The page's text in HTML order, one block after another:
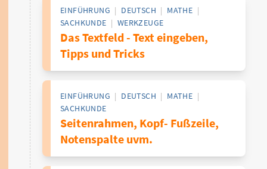
EINFÜHRUNG | DEUTSCH | MATHE |
SACHKUNDE | WERKZEUGE
Das Textfeld - Text eingeben,
Tipps und Tricks
EINFÜHRUNG | DEUTSCH | MATHE |
SACHKUNDE
Seitenrahmen, Kopf- Fußzeile,
Notenspalte uvm.